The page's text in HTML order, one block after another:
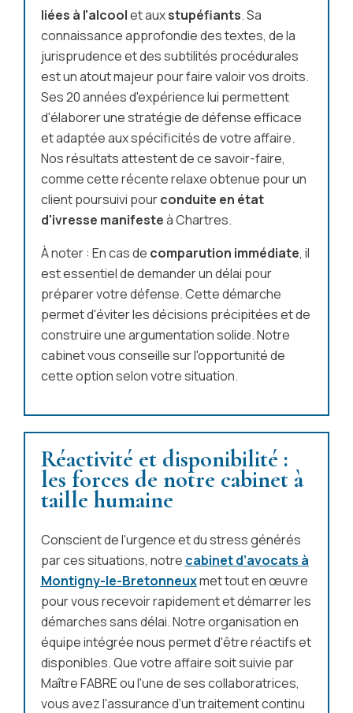
liées à l'alcoolet auxstupéfiants. Sa
connaissance approfondie des textes, de la
jurisprudence et des subtilités procédurales
est un atout majeur pour faire valoir vos droits.
Ses 20 années d'expérience lui permettent
d'élaborer une stratégie de défense efficace
et adaptée aux spécificités de votre affaire.
Nos résultats attestent de ce savoir-faire,
comme cette récente relaxe obtenue pour un
client poursuivi pourconduite en état
d'ivresse manifesteà Chartres.
À noter : En cas de comparution immédiate, il
est essentiel de demander un délai pour
préparer votre défense. Cette démarche
permet d'éviter les décisions précipitées et de
construire une argumentation solide. Notre
cabinet vous conseille sur l'opportunité de
cette option selon votre situation.
Réactivité et disponibilité :
les forces de notre cabinet à
taille humaine
Conscient de l'urgence et du stress générés
par ces situations, notre cabinet d’avocats à
Montigny-le-Bretonneuxmet tout en œuvre
pour vous recevoir rapidement et démarrer les
démarches sans délai. Notre organisation en
équipe intégrée nous permet d'être réactifs et
disponibles. Que votre affaire soit suivie par
Maître FABRE ou l'une de ses collaboratrices,
vous avez l'assurance d'un traitement continu